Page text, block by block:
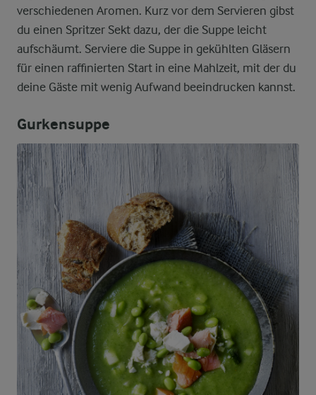
verschiedenen Aromen. Kurz vor dem Servieren gibst
du einen Spritzer Sekt dazu, der die Suppe leicht
aufschäumt. Serviere die Suppe in gekühlten Gläsern
für einen raffinierten Start in eine Mahlzeit, mit der du
deine Gäste mit wenig Aufwand beeindrucken kannst.
Gurkensuppe